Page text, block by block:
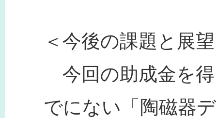
＜今後の課題と展
今回の助成金を
でにない「陶磁器